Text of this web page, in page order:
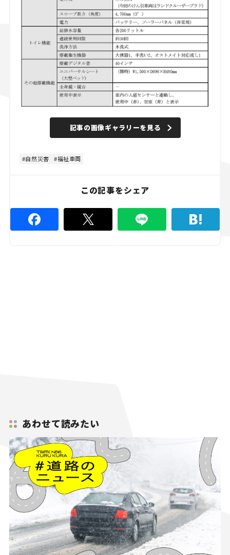
記事の画像ギャラリーを見る
自然災害 福祉車両
この記事をシェア
あわせて読みたい